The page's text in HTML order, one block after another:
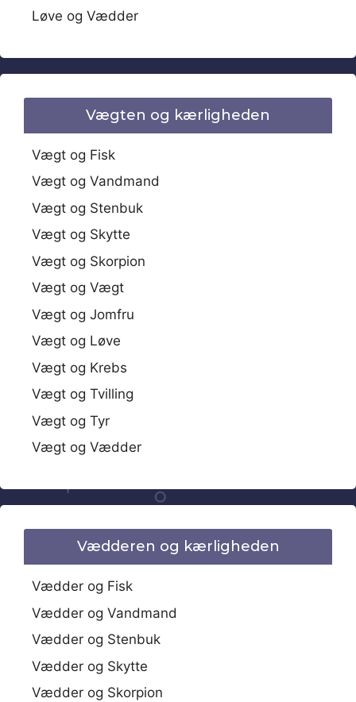
Løve og Vædder
Vægten og kærligheden
Vægt og Fisk
Vægt og Vandmand
Vægt og Stenbuk
Vægt og Skytte
Vægt og Skorpion
Vægt og Vægt
Vægt og Jomfru
Vægt og Løve
Vægt og Krebs
Vægt og Tvilling
Vægt og Tyr
Vægt og Vædder
Vædderen og kærligheden
Vædder og Fisk
Vædder og Vandmand
Vædder og Stenbuk
Vædder og Skytte
Vædder og Skorpion